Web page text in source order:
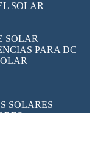
SOLAR
SOLAR
PARA DC
SOLARES